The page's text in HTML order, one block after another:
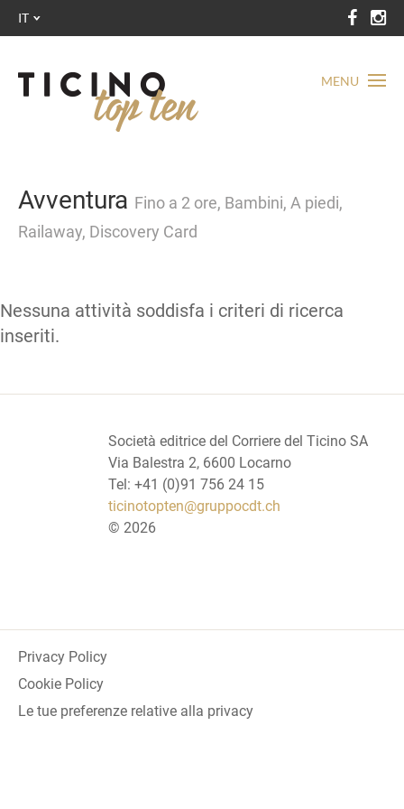
MENU
IT
Avventura Fino a 2 ore, Bambini, A piedi,
Railaway, Discovery Card
Nessuna attività soddisfa i criteri di ricerca
inseriti.
Società editrice del Corriere del Ticino SA
Via Balestra 2, 6600 Locarno
Tel: +41 (0)91 756 24 15
ticinotopten@gruppocdt.ch
© 2026
Privacy Policy
Cookie Policy
Le tue preferenze relative alla privacy